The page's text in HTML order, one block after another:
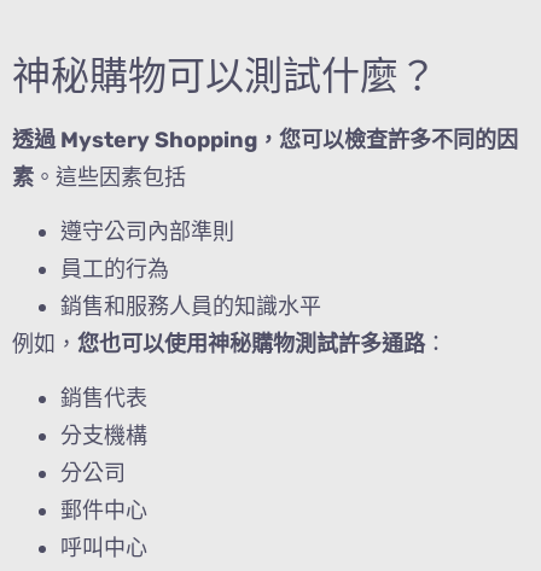
神秘購物可以測試什麼？
透過 Mystery Shopping，您可以檢查許多不同的因
素 。這些因素包括
遵守公司內部準則
員工的行為
銷售和服務人員的知識水平
例如， 您也可以使用神秘購物測試許多通路：
銷售代表
分支機構
分公司
郵件中心
呼叫中心